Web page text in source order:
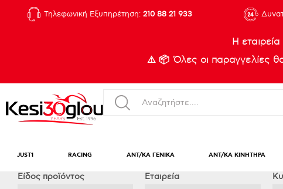
Τηλεφωνική Εξυπηρέτηση: 210 88 21 933
Η
⚠️ 📦 Όλες οι παραγγελίες
JUST1 RACING ΑΝΤ/ΚΑ ΓΕΝΙΚΑ ΑΝΤ/ΚΑ ΚΙΝΗΤΗΡΑ
Eίδος προϊόντος Εταιρεία